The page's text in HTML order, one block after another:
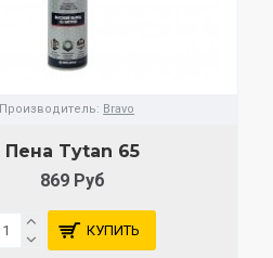
Производитель: Bravo
Пена Tytan 65
869 Руб
КУПИТЬ